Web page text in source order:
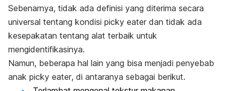
Sebenarnya, tidak ada definisi yang diterima secara
universal tentang kondisi picky eater dan tidak ada
kesepakatan tentang alat terbaik untuk
mengidentifikasinya.
Namun, beberapa hal lain yang bisa menjadi penyebab
anak picky eater, di antaranya sebagai berikut.